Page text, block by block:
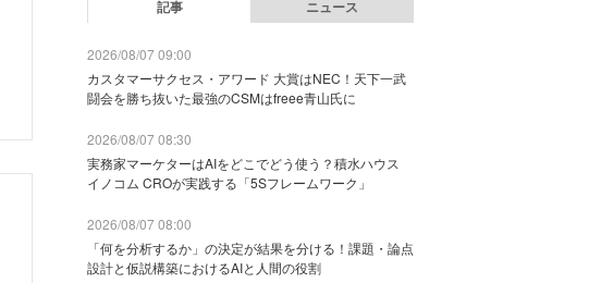
記事 ニュース
2026/08/07 09:00
カスタマーサクセス・アワード 大賞はNEC！天下一武
闘会を勝ち抜いた最強のCSMはfreee青山氏に
2026/08/07 08:30
実務家マーケターはAIをどこでどう使う？積水ハウス
イノコム CROが実践する「5Sフレームワーク」
2026/08/07 08:00
「何を分析するか」の決定が結果を分ける！課題・論点
設計と仮説構築におけるAIと人間の役割